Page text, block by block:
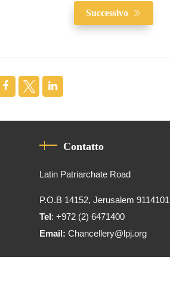
Successivo
Contatto
Latin Patriarchate Road
P.O.B 14152, Jerusalem 9114101
Tel: +972 (2) 6471400
Email:Chancellery@lpj.org